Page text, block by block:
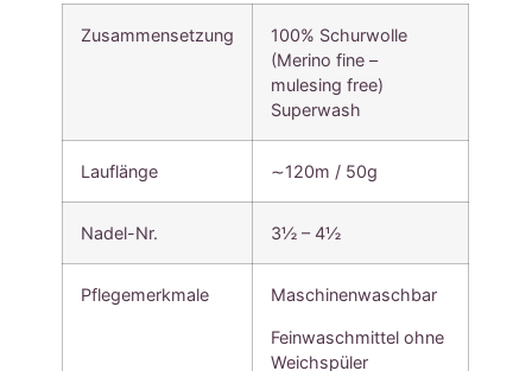
Zusammensetzung
100% Schurwolle
(Merino fine –
mulesing free)
Superwash
Lauflänge ∼120m / 50g
Nadel-Nr. 3½ – 4½
Pflegemerkmale Maschinenwaschbar
Feinwaschmittel ohne
Weichspüler